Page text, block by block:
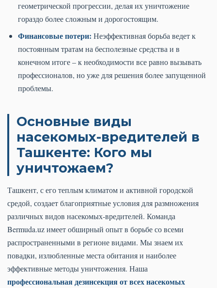
геометрической прогрессии, делая их уничтожение
гораздо более сложным и дорогостоящим.
Финансовые потери: Неэффективная борьба ведет к
постоянным тратам на бесполезные средства и в
конечном итоге – к необходимости все равно вызывать
профессионалов, но уже для решения более запущенной
проблемы.
Основные виды
насекомых-вредителей в
Ташкенте: Кого мы
уничтожаем?
Ташкент, с его теплым климатом и активной городской
средой, создает благоприятные условия для размножения
различных видов насекомых-вредителей. Команда
Bermuda.uz имеет обширный опыт в борьбе со всеми
распространенными в регионе видами. Мы знаем их
повадки, излюбленные места обитания и наиболее
эффективные методы уничтожения. Наша
профессиональная дезинсекция от всех насекомых